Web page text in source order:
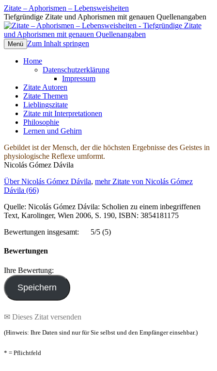
Zitate – Aphorismen – Lebensweisheiten
Tiefgründige Zitate und Aphorismen mit genauen Quellenangaben
Menü Zum Inhalt springen
Home
Datenschutzerklärung
Impressum
Zitate Autoren
Zitate Themen
Lieblingszitate
Zitate mit Interpretationen
Philosophie
Lernen und Gehirn
Gebildet ist der Mensch, der die höchsten Ergebnisse des Geistes in
physiologische Reflexe umformt.
Nicolás Gómez Dávila
Über Nicolás Gómez Dávila, mehr Zitate von Nicolás Gómez
Dávila (66)
Quelle: Nicolás Gómez Dávila: Scholien zu einem inbegriffenen
Text, Karolinger, Wien 2006, S. 190, ISBN: 3854181175
Bewertungen insgesamt:
5/5 (5)
Bewertungen
Ihre Bewertung:
✉ Dieses Zitat versenden
(Hinweis: Ihre Daten sind nur für Sie selbst und den Empfänger einsehbar.)
* = Pflichtfeld